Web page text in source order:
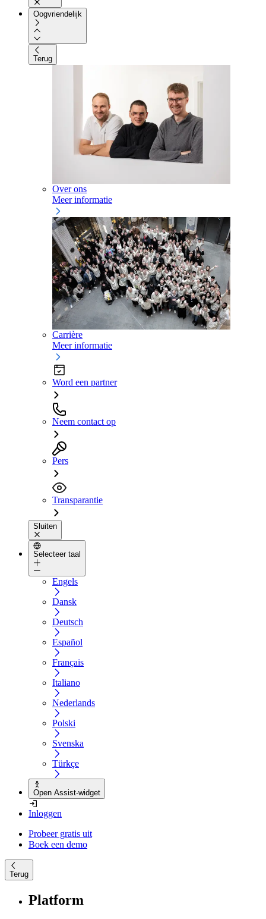
Oogvriendelijk
Terug
Over ons
Meer informatie
Carrière
Meer informatie
Word een partner
Neem contact op
Pers
Transparantie
Sluiten
Selecteer taal
Engels
Dansk
Deutsch
Español
Français
Italiano
Nederlands
Polski
Svenska
Türkçe
Open Assist-widget
Inloggen
Probeer gratis uit
Boek een demo
Terug
Platform